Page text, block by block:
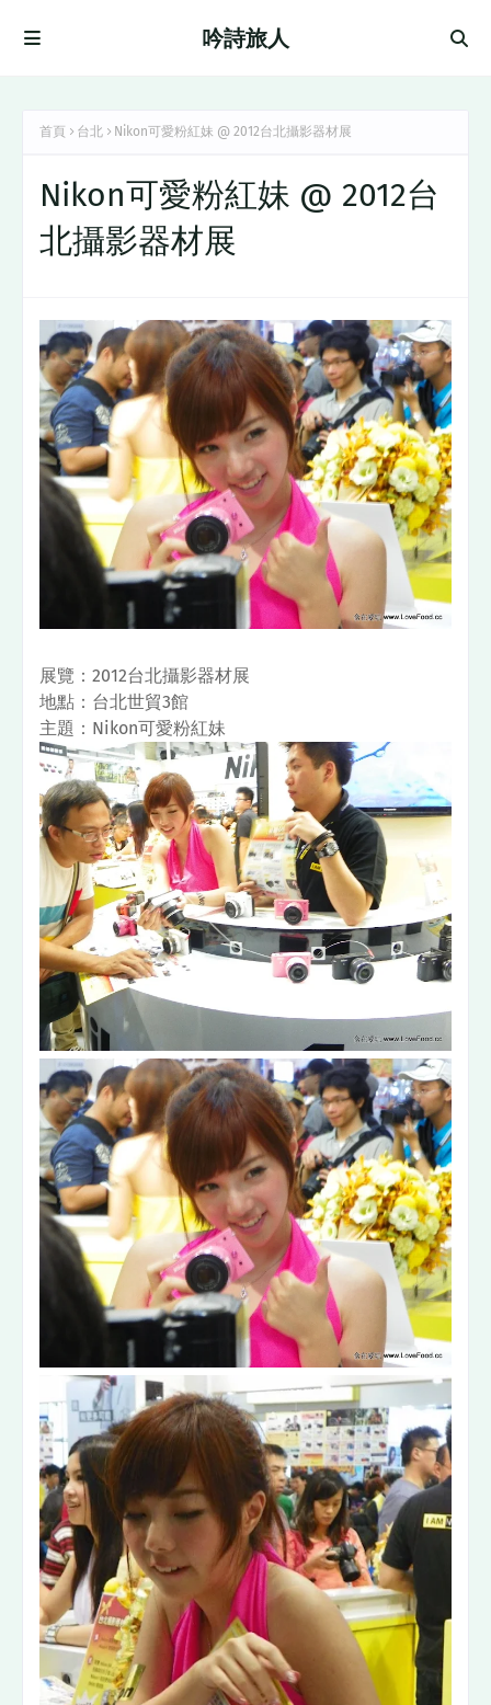
吟詩旅人
首頁 台北 Nikon可愛粉紅妹 @ 2012台北攝影器材展
Nikon可愛粉紅妹 @ 2012台
北攝影器材展
展覽：2012台北攝影器材展
地點：台北世貿3館
主題：Nikon可愛粉紅妹